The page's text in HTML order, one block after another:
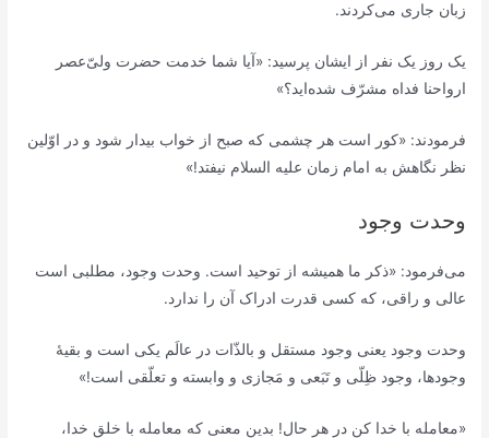
زبان جاری می‌کردند.
یک روز یک نفر از ایشان پرسید: «آیا شما خدمت حضرت ولیّ‌عصر
ارواحنا فداه مشرّف شده‌اید؟»
فرمودند: «کور است هر چشمی که صبح از خواب بیدار شود و در اوّلین
نظر نگاهش به امام زمان علیه السلام نیفتد!»
وحدت وجود
می‌فرمود: «ذکر ما همیشه از توحید است. وحدت وجود، مطلبی است
عالی و راقی، که کسی قدرت ادراک آن را ندارد.
وحدت وجود یعنی وجود مستقل و بالذّات در عالَم یکی است و بقیۀ
وجودها، وجود ظِلّی و تَبَعی و مَجازی و وابسته و تعلّقی است!»
«معامله با خدا کن در هر حال! بدین معنی که معامله با خلق خدا،